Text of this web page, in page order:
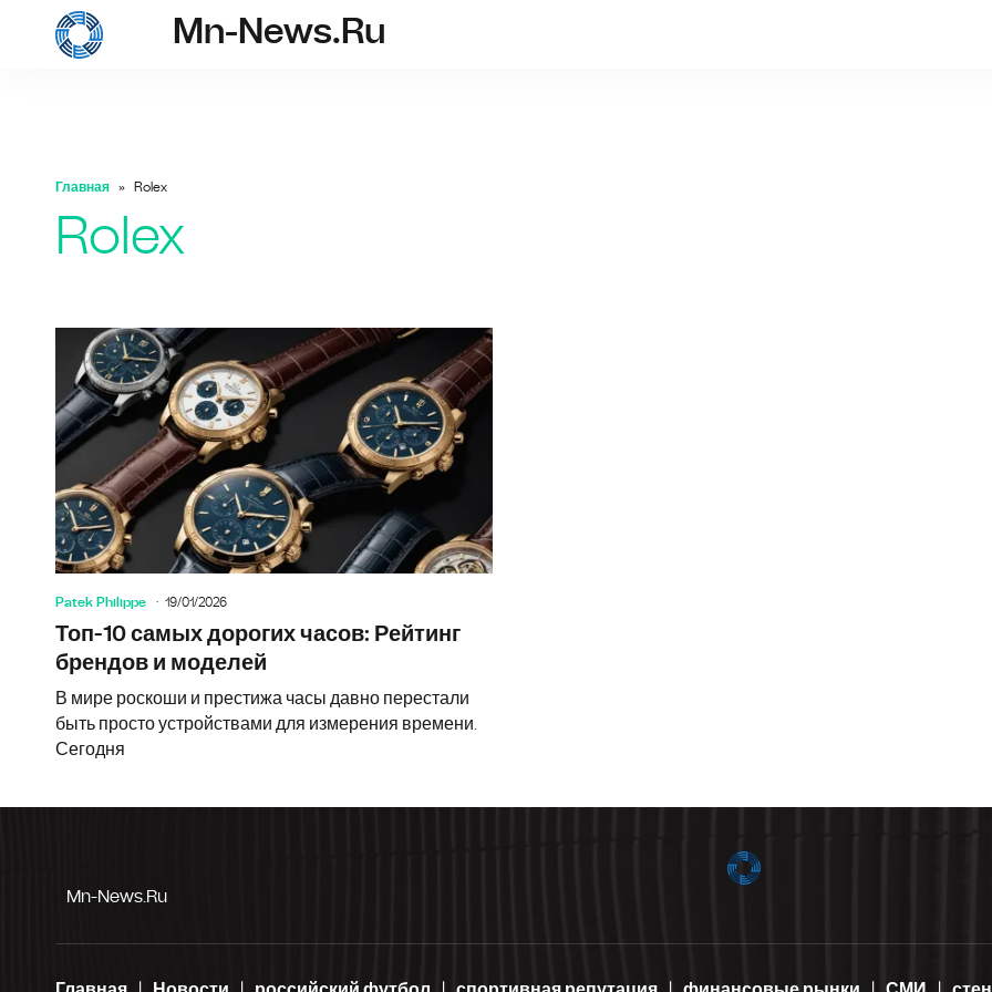
mn-news.ru
Mn-News.ru
Главная Rolex
Rolex
Patek Philippe 19/01/2026
Топ-10 самых дорогих часов: Рейтинг
брендов и моделей
В мире роскоши и престижа часы давно перестали
быть просто устройствами для измерения времени.
Сегодня
Mn-News.ru